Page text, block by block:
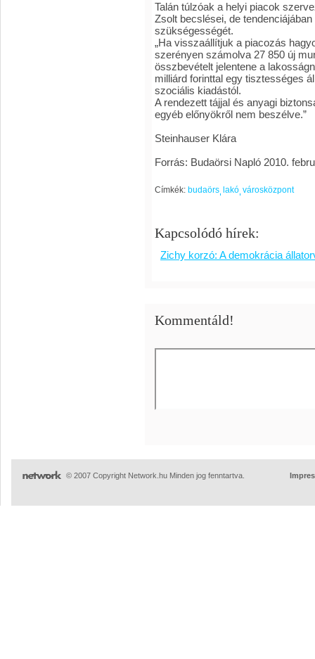
Talán túlzóak a helyi piacok
Zsolt becslései, de
szükségességét.
„Ha visszaállítjuk a piacozás
szerényen számolva 27 850 új
összbevételt jelentene a
milliárd forinttal egy tisztességes
szociális kiadástól.
A rendezett tájjal és anyagi
egyéb előnyökről nem beszélve.”
Steinhauser Klára
Forrás: Budaörsi Napló 2010.
Címkék: budaörs lakó városközpont
Kapcsolódó hírek:
Zichy korzó: A demokrácia
Kommentáld!
© 2007 Copyright Network.hu Minden jog fenntartva.